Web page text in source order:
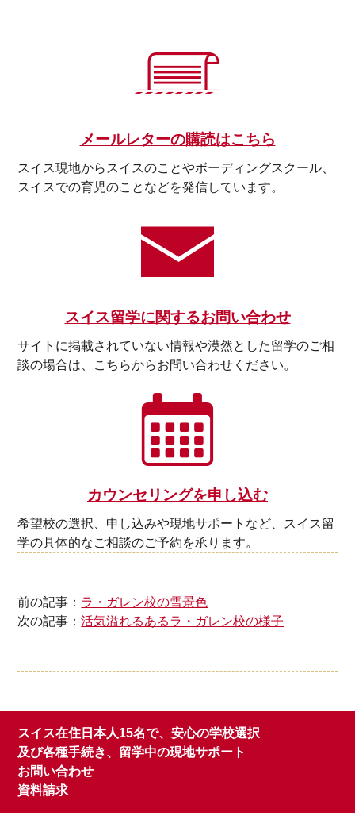
メールレターの購読はこちら
スイス現地からスイスのことやボーディングスクール、
スイスでの育児のことなどを発信しています。
スイス留学に関するお問い合わせ
サイトに掲載されていない情報や漠然とした留学のご相
談の場合は、こちらからお問い合わせください。
カウンセリングを申し込む
希望校の選択、申し込みや現地サポートなど、スイス留
学の具体的なご相談のご予約を承ります。
前の記事： ラ・ガレン校の雪景色
次の記事：活気溢れるあるラ・ガレン校の様子
スイス在住日本人15名で、安心の学校選択
及び各種手続き、留学中の現地サポート
お問い合わせ
資料請求